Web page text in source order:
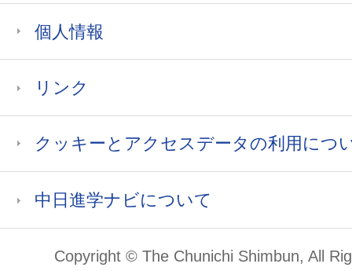
個人情報
リンク
クッキーとアクセスデータの利用につ
中日進学ナビについて
Copyright © The Chunichi Shimbun, All